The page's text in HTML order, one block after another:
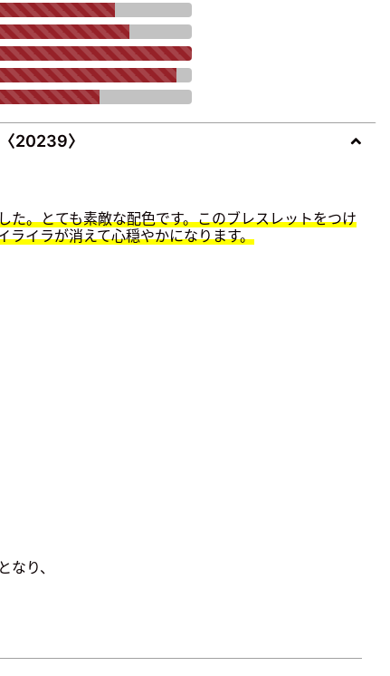
20239〉
た。とても素敵な配色です。このブレスレットをつけ
ライラが消えて心穏やかになります。
り、